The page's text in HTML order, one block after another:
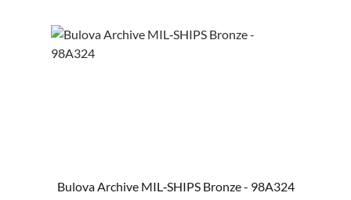
Bulova Archive MIL‑SHIPS Bronze - 98A324